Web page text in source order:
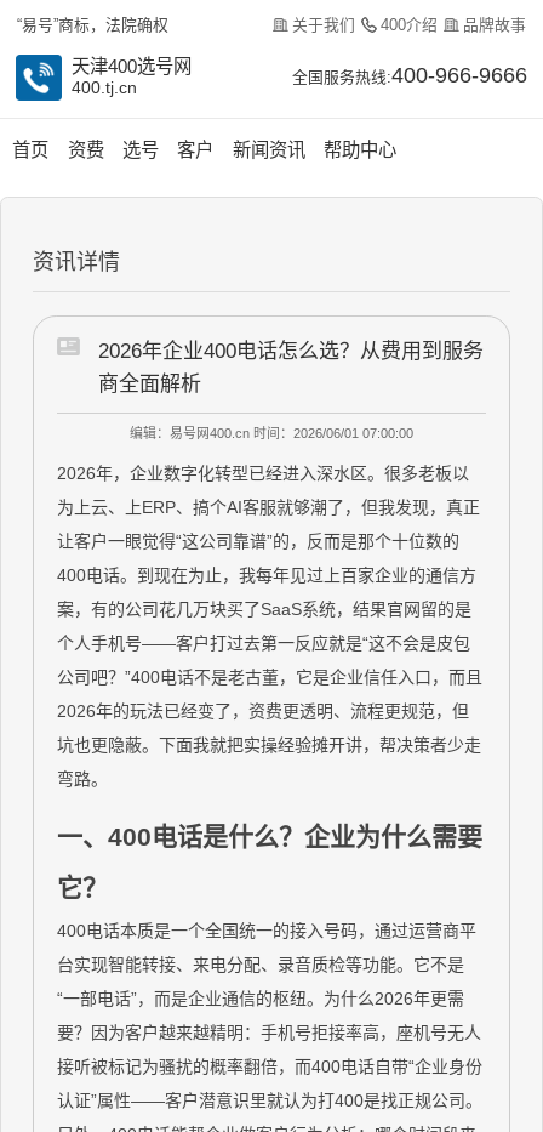
“易号”商标，法院确权 关于我们 400介绍 品牌故事
天津400选号网
400.tj.cn
全国服务热线:400-966-9666
首页 资费 选号 客户 新闻资讯 帮助中心
资讯详情
2026年企业400电话怎么选？从费用到服务
商全面解析
编辑：易号网400.cn 时间：2026/06/01 07:00:00
2026年，企业数字化转型已经进入深水区。很多老板以
为上云、上ERP、搞个AI客服就够潮了，但我发现，真正
让客户一眼觉得“这公司靠谱”的，反而是那个十位数的
400电话。到现在为止，我每年见过上百家企业的通信方
案，有的公司花几万块买了SaaS系统，结果官网留的是
个人手机号——客户打过去第一反应就是“这不会是皮包
公司吧？”400电话不是老古董，它是企业信任入口，而且
2026年的玩法已经变了，资费更透明、流程更规范，但
坑也更隐蔽。下面我就把实操经验摊开讲，帮决策者少走
弯路。
一、400电话是什么？企业为什么需要
它？
400电话本质是一个全国统一的接入号码，通过运营商平
台实现智能转接、来电分配、录音质检等功能。它不是
“一部电话”，而是企业通信的枢纽。为什么2026年更需
要？因为客户越来越精明：手机号拒接率高，座机号无人
接听被标记为骚扰的概率翻倍，而400电话自带“企业身份
认证”属性——客户潜意识里就认为打400是找正规公司。